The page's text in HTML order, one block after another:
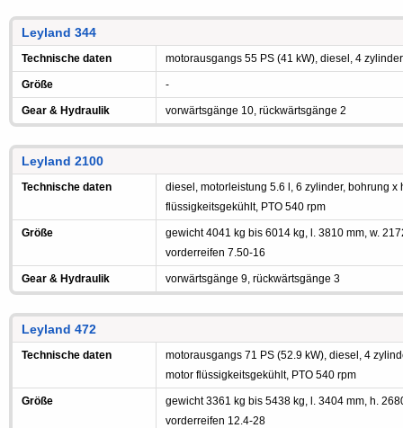
Leyland 344
Technische daten motorausgangs 55 PS (41 kW), diesel, 4 zylinder
Größe -
Gear & Hydraulik vorwärtsgänge 10, rückwärtsgänge 2
Leyland 2100
Technische daten
diesel, motorleistung 5.6 l, 6 zylinder, bohrung x
flüssigkeitsgekühlt, PTO 540 rpm
Größe
gewicht 4041 kg bis 6014 kg, l. 3810 mm, w.
vorderreifen 7.50-16
Gear & Hydraulik vorwärtsgänge 9, rückwärtsgänge 3
Leyland 472
Technische daten
motorausgangs 71 PS (52.9 kW), diesel, 4
motor flüssigkeitsgekühlt, PTO 540 rpm
Größe
gewicht 3361 kg bis 5438 kg, l. 3404 mm, h.
vorderreifen 12.4-28